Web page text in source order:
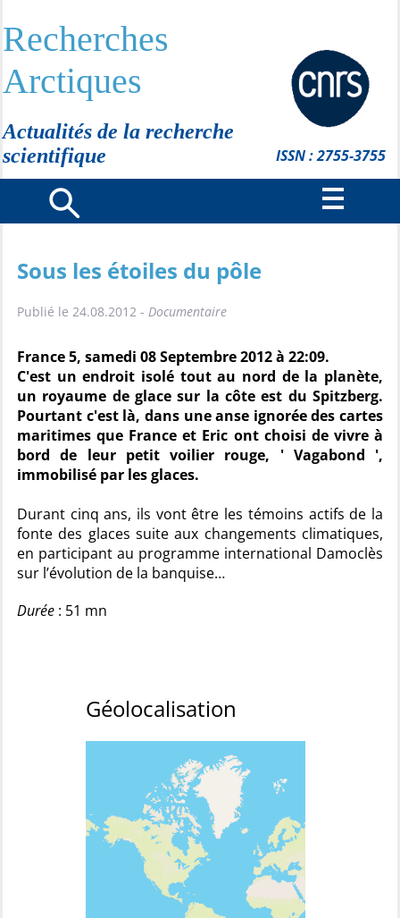
Recherches
Arctiques
Actualités de la recherche
scientifique
ISSN : 2755-3755
Sous les étoiles du pôle
Publié le 24.08.2012 - Documentaire
France 5, samedi 08 Septembre 2012 à 22:09.
C'est un endroit isolé tout au nord de la planète,
un royaume de glace sur la côte est du Spitzberg.
Pourtant c'est là, dans une anse ignorée des cartes
maritimes que France et Eric ont choisi de vivre à
bord de leur petit voilier rouge, ' Vagabond ',
immobilisé par les glaces.
Durant cinq ans, ils vont être les témoins actifs de la
fonte des glaces suite aux changements climatiques,
en participant au programme international Damoclès
sur l’évolution de la banquise…
Durée : 51 mn
Géolocalisation